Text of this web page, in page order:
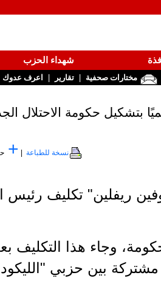
شهداء الحزب
مختارات صحفية | تقارير | اعرف عدوك
بتشكيل حكومة الاحتلال
نسخة للطباعة +
ريفلين" تكليف رئيس
28 يوماً لتشكيل الحكومة، وجاء
بين حزبي